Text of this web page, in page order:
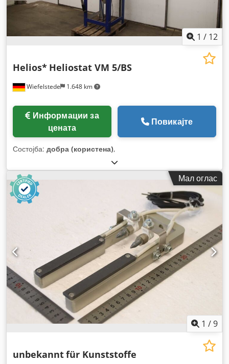
1 / 12
Wiefelstede 1.648 km
Helios* Heliostat VM 5/BS
цената
Повикајте
Состојба: добра (користена),
Мал оглас
1 /9
unbekanntfür Kunststoffe